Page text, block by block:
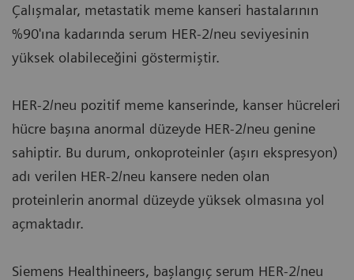
Çalışmalar, metastatik meme kanseri hastalarının
%90'ına kadarında serum HER-2/neu seviyesinin
yüksek olabileceğini göstermiştir.
HER-2/neu pozitif meme kanserinde, kanser hücreleri
hücre başına anormal düzeyde HER-2/neu genine
sahiptir. Bu durum, onkoproteinler (aşırı ekspresyon)
adı verilen HER-2/neu kansere neden olan
proteinlerin anormal düzeyde yüksek olmasına yol
açmaktadır.
Siemens Healthineers, başlangıç serum HER-2/neu